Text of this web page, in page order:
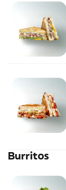
Burritos